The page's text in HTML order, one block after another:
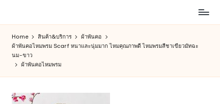
content
สินค้า
ออนไลน์
เพื่อ
คน
การ
Home สินค้า&บริการ
ผ้าพันคอ
ผ้าพันคอไหมพรม Scarf หนาและนุ่มมาก ไหมคุณภาพดี ไหมพรมสีชาเขียวมัทฉะ
นม-ขาว
ผ้าพันคอไหมพรม